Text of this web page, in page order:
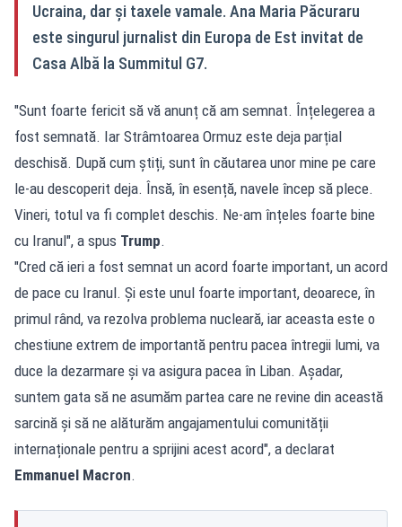
Ucraina, dar și taxele vamale. Ana Maria Păcuraru
este singurul jurnalist din Europa de Est invitat de
Casa Albă la Summitul G7.
"Sunt foarte fericit să vă anunț că am semnat. Înțelegerea a
fost semnată. Iar Strâmtoarea Ormuz este deja parțial
deschisă. După cum știți, sunt în căutarea unor mine pe care
le-au descoperit deja. Însă, în esență, navele încep să plece.
Vineri, totul va fi complet deschis. Ne-am înțeles foarte bine
cu Iranul", a spus Trump.
"Cred că ieri a fost semnat un acord foarte important, un acord
de pace cu Iranul. Și este unul foarte important, deoarece, în
primul rând, va rezolva problema nucleară, iar aceasta este o
chestiune extrem de importantă pentru pacea întregii lumi, va
duce la dezarmare și va asigura pacea în Liban. Așadar,
suntem gata să ne asumăm partea care ne revine din această
sarcină și să ne alăturăm angajamentului comunității
internaționale pentru a sprijini acest acord", a declarat
Emmanuel Macron.